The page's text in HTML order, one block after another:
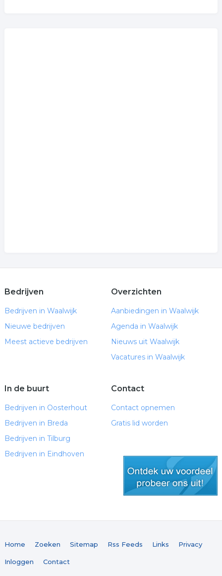
Bedrijven
Bedrijven in Waalwijk
Nieuwe bedrijven
Meest actieve bedrijven
Overzichten
Aanbiedingen in Waalwijk
Agenda in Waalwijk
Nieuws uit Waalwijk
Vacatures in Waalwijk
In de buurt
Bedrijven in Oosterhout
Bedrijven in Breda
Bedrijven in Tilburg
Bedrijven in Eindhoven
Contact
Contact opnemen
Gratis lid worden
Home Zoeken Sitemap Rss Feeds Links Privacy
Inloggen Contact